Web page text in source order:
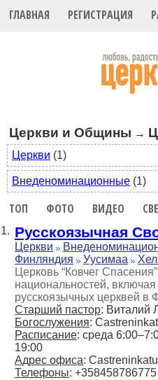
ГЛАВНАЯ РЕГИСТРАЦИЯ
Церкви и Общины →
Церкви (1)
Внеденоминационные (1)
ТОП ФОТО ВИДЕО
1. Русскоязычная
Церкви
Финляндия
Уусимаа
Церковь “Ковчег
национальностей,
русскоязычных церквей в
Старший пастор: Виталий
Богослужения:
Расписание: среда
19:00
Адрес офиса:
Телефоны: